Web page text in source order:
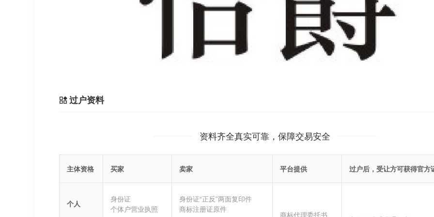
过户资料
资料齐全真实可靠，保障交易安全
主体资格 买家 卖家 平台提供 过户后，受让方可获得官方
个人
身份证
个体户营业执照
身份证“正反”两面复印件
商标注册证原件
商标代理委托书